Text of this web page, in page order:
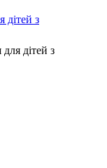
дітей з
дітей з